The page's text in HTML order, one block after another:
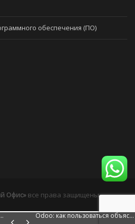
Odoo (OpenERP) платформа для управления предприятием Odoo: как пользоваться объясняю на русском языке
обеспечения (ПО)
Офис»все права защищены